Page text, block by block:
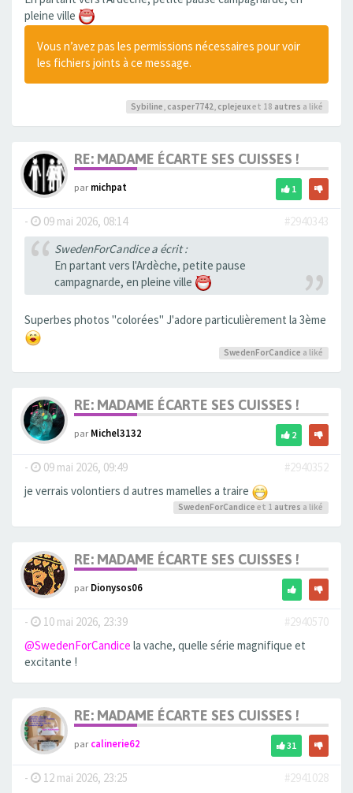
pleine ville
Vous n’avez pas les permissions nécessaires pour voir
les fichiers joints à ce message.
Sybiline casper7742 cplejeuxet 18 autres a liké
RE: MADAME ÉCARTE SES CUISSES !
parmichpat 1
- 09 mai 2026, 08:14
#2940343
SwedenForCandice a écrit :
En partant vers l'Ardèche, petite pause
campagnarde, en pleine ville
Superbes photos "colorées" J'adore particulièrement la 3ème
SwedenForCandice a liké
RE: MADAME ÉCARTE SES CUISSES !
parMichel3132 2
- 09 mai 2026, 09:49
#2940352
je verrais volontiers d autres mamelles a traire
SwedenForCandice et 1 autres a liké
RE: MADAME ÉCARTE SES CUISSES !
parDionysos06
- 10 mai 2026, 23:39
#2940570
@SwedenForCandice la vache, quelle série magnifique et
excitante !
RE: MADAME ÉCARTE SES CUISSES !
parcalinerie62 31
- 12 mai 2026, 23:25
#2941028